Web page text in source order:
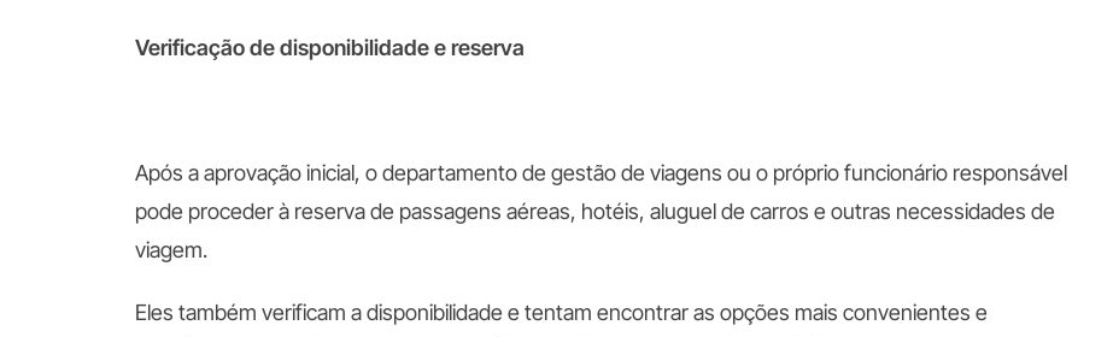
Verificação de disponibilidade e reserva
Após a aprovação inicial, o departamento de gestão de viagens ou o próprio funcionário responsável
pode proceder à reserva de passagens aéreas, hotéis, aluguel de carros e outras necessidades de
viagem.
Eles também verificam a disponibilidade e tentam encontrar as opções mais convenientes e